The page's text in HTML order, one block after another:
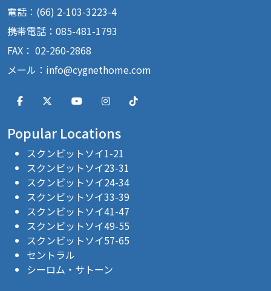
電話：(66) 2-103-3223-4
携帯電話：085-481-1793
FAX： 02-260-2868
メール： info@cygnethome.com
Popular Locations
スクンビットソイ1-21
スクンビットソイ23-31
スクンビットソイ24-34
スクンビットソイ33-39
スクンビットソイ41-47
スクンビットソイ49-55
スクンビットソイ57-65
セントラル
シーロム・サトーン